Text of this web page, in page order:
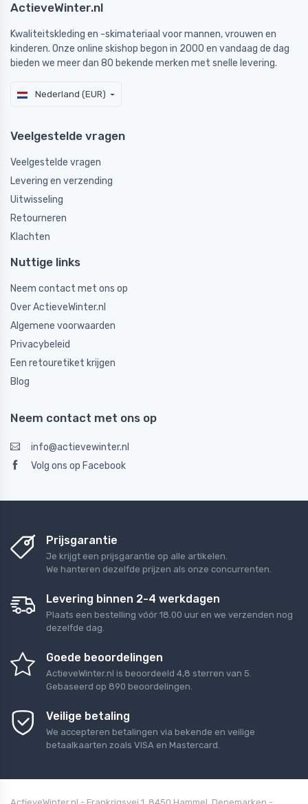
ActieveWinter.nl
Kwaliteitskleding en -skimateriaal voor mannen, vrouwen en
kinderen. Onze online skishop begon in 2000 en vandaag de dag
bieden we meer dan 80 bekende merken met snelle levering.
Nederland (EUR)
Veelgestelde vragen
Veelgestelde vragen
Levering en verzending
Uitwisseling
Retourneren
Klachten
Nuttige links
Neem contact met ons op
Over ActieveWinter.nl
Algemene voorwaarden
Privacybeleid
Een retouretiket krijgen
Blog
Neem contact met ons op
info@actievewinter.nl
Volg ons op Facebook
Prijsgarantie
Je krijgt een prijsgarantie op alle artikelen.
We hanteren dezelfde prijzen als onze concurrenten.
Levering binnen 2-4 werkdagen
Plaats een bestelling vóór 18.00 uur en we verzenden nog
dezelfde dag.
Goede beoordelingen
ActieveWinter.nl is beoordeeld 4,8 sterren van 5
Gebaseerd op 890 beoordelingen.
Veilige betaling
We accepteren betalingen via bekende en veilige
betaalkaarten zoals VISA en Mastercard.